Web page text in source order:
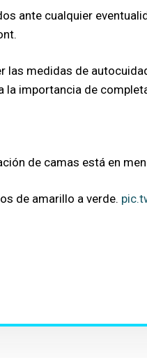
ante cualquier
medidas de
importancia de
de camas está en
de amarillo a verde.